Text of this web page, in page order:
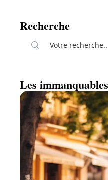
Recherche
Les immanquables